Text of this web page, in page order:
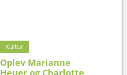
Kultur
Oplev Marianne